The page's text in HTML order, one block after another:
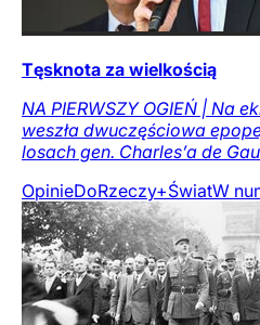
Tęsknota za wielkością
NA PIERWSZY OGIEŃ | Na
weszła dwuczęściowa
losach gen. Charles’a de
OpinieDoRzeczy+ŚwiatW